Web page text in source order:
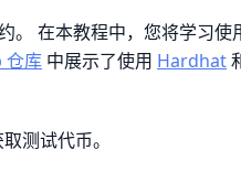
。 在本教程中，您将学习
仓库 中展示了使用 Hardhat
测试代币。